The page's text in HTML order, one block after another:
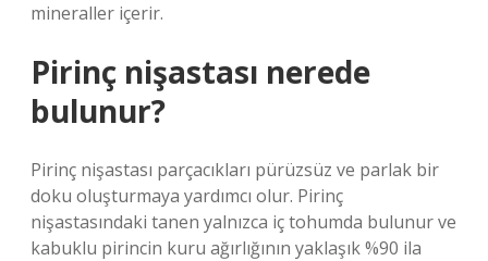
mineraller içerir.
Pirinç nişastası nerede
bulunur?
Pirinç nişastası parçacıkları pürüzsüz ve parlak bir
doku oluşturmaya yardımcı olur. Pirinç
nişastasındaki tanen yalnızca iç tohumda bulunur ve
kabuklu pirincin kuru ağırlığının yaklaşık %90 ila